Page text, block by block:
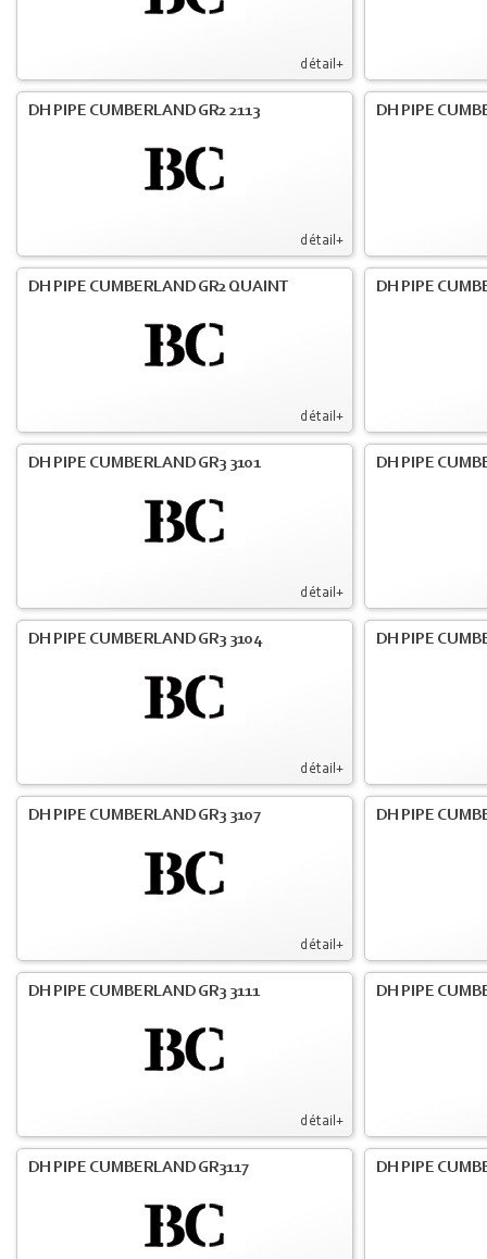
détail+
détail+
DH PIPE CUMBERLAND GR2 2113 DH PIPE
détail+
DH PIPE CUMBERLAND GR2 QUAINT DH PIPE
détail+
DH PIPE CUMBERLAND GR3 3101 DH PIPE
détail+
DH PIPE CUMBERLAND GR3 3104 DH PIPE
détail+
DH PIPE CUMBERLAND GR3 3107 DH PIPE
détail+
DH PIPE CUMBERLAND GR3 3111 DH PIPE
DH PIPE CUMBERLAND GR3117 DH PIPE